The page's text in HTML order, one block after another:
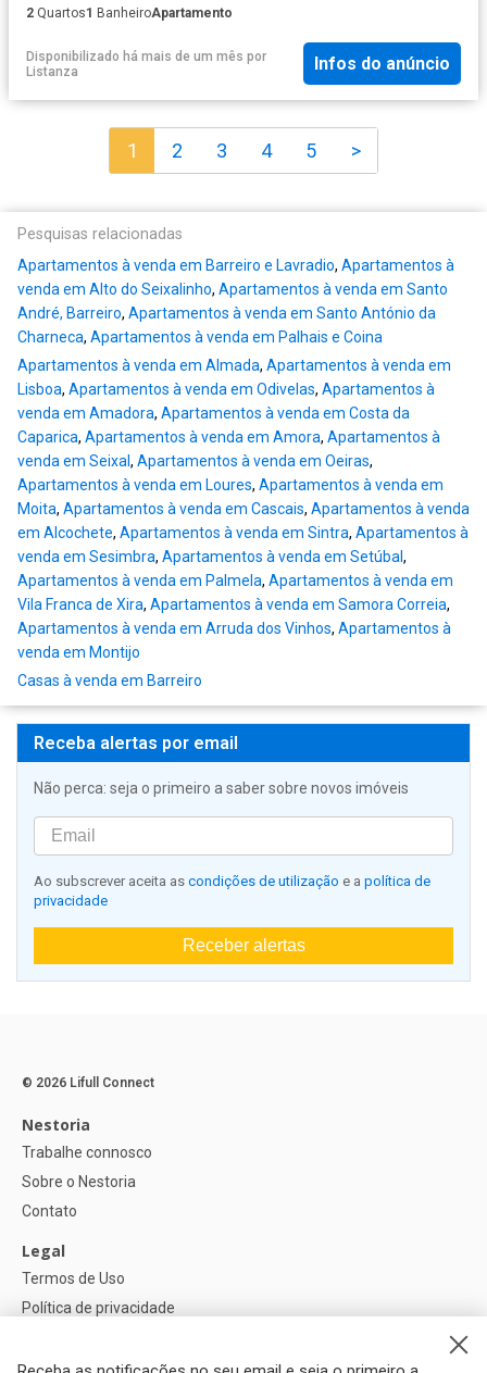
2 Quartos1 BanheiroApartamento
Disponibilizado há mais de um mês por
Listanza
Infos do anúncio
1 2 3 4 5 >
Pesquisas relacionadas
Apartamentos à venda em Barreiro e Lavradio, Apartamentos à
venda em Alto do Seixalinho, Apartamentos à venda em Santo
André, Barreiro, Apartamentos à venda em Santo António da
Charneca, Apartamentos à venda em Palhais e Coina
Apartamentos à venda em Almada, Apartamentos à venda em
Lisboa, Apartamentos à venda em Odivelas, Apartamentos à
venda em Amadora, Apartamentos à venda em Costa da
Caparica, Apartamentos à venda em Amora, Apartamentos à
venda em Seixal, Apartamentos à venda em Oeiras,
Apartamentos à venda em Loures, Apartamentos à venda em
Moita, Apartamentos à venda em Cascais, Apartamentos à venda
em Alcochete, Apartamentos à venda em Sintra, Apartamentos à
venda em Sesimbra, Apartamentos à venda em Setúbal,
Apartamentos à venda em Palmela, Apartamentos à venda em
Vila Franca de Xira, Apartamentos à venda em Samora Correia,
Apartamentos à venda em Arruda dos Vinhos, Apartamentos à
venda em Montijo
Casas à venda em Barreiro
Receba alertas por email
Não perca: seja o primeiro a saber sobre novos imóveis
Ao subscrever aceita as condições de utilização e a política de
privacidade
Receber alertas
© 2026 Lifull Connect
Nestoria
Trabalhe connosco
Sobre o Nestoria
Contato
Legal
Termos de Uso
Política de privacidade
Configurações de cookies